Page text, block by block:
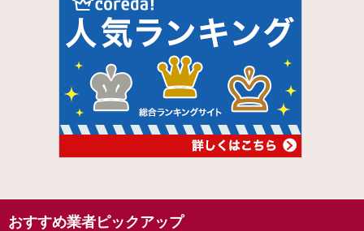
おすすめ業者ピックアップ